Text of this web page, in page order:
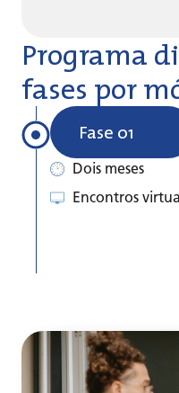
Programa
fases por
Fase 01
Dois meses
Encontros